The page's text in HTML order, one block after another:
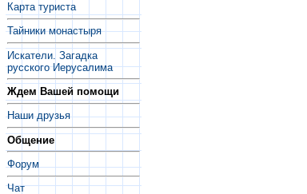
Карта туриста
Тайники монастыря
Искатели. Загадка
русского Иерусалима
Ждем Вашей помощи
Наши друзья
Общение
Форум
Чат